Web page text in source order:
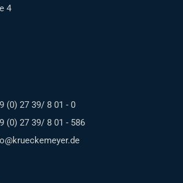
4
(0) 27 39/ 8 01 - 0
(0) 27 39/ 8 01 - 586